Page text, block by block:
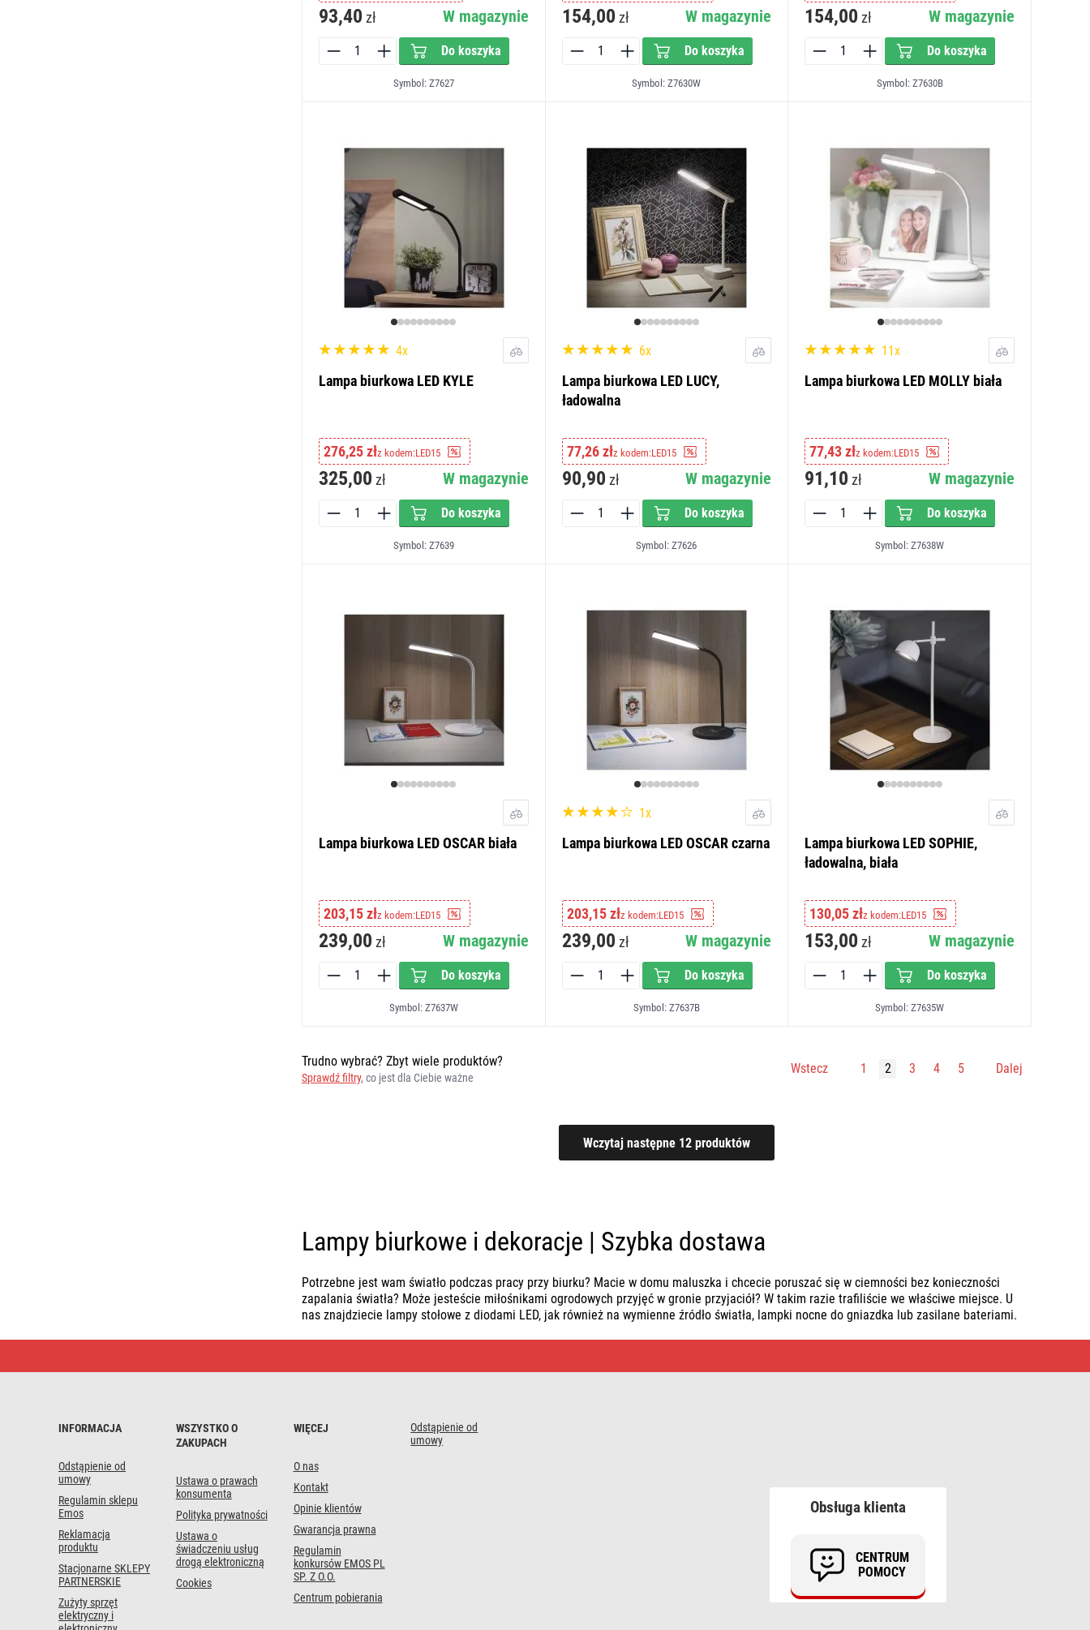
93,40 zł W magazynie
Do koszyka
Symbol: Z7627
154,00 zł W magazynie
Do koszyka
Symbol: Z7630W
154,00 zł W magazynie
Do koszyka
Symbol: Z7630B
4x
Lampa biurkowa LED KYLE
276,25 złz kodem:LED15
325,00 zł W magazynie
Do koszyka
Symbol: Z7639
6x
Lampa biurkowa LED LUCY,
ładowalna
77,26 złz kodem:LED15
90,90 zł W magazynie
Do koszyka
Symbol: Z7626
11x
Lampa biurkowa LED MOLLY biała
77,43 złz kodem:LED15
91,10 zł W magazynie
Do koszyka
Symbol: Z7638W
Lampa biurkowa LED OSCAR biała
203,15 złz kodem:LED15
239,00 zł W magazynie
Do koszyka
Symbol: Z7637W
1x
Lampa biurkowa LED OSCAR czarna
203,15 złz kodem:LED15
239,00 zł W magazynie
Do koszyka
Symbol: Z7637B
Lampa biurkowa LED SOPHIE,
ładowalna, biała
130,05 złz kodem:LED15
153,00 zł W magazynie
Do koszyka
Symbol: Z7635W
Trudno wybrać? Zbyt wiele produktów?
Sprawdź filtry, co jest dla Ciebie ważne
Wstecz 1 2 3 4 5 Dalej
Lampy biurkowe i dekoracje | Szybka dostawa
Potrzebne jest wam światło podczas pracy przy biurku? Macie w domu maluszka i chcecie poruszać się w ciemności bez konieczności
zapalania światła? Może jesteście miłośnikami ogrodowych przyjęć w gronie przyjaciół? W takim razie trafiliście we właściwe miejsce. U
nas znajdziecie lampy stołowe z diodami LED, jak również na wymienne źródło światła, lampki nocne do gniazdka lub zasilane bateriami.
i
INFORMACJA
Odstąpienie od
umowy
Regulamin sklepu
Emos
Reklamacja
produktu
Stacjonarne SKLEPY
PARTNERSKIE
Zużyty sprzęt
elektryczny i
WSZYSTKO O
ZAKUPACH
Ustawa o prawach
konsumenta
Polityka prywatności
Ustawa o
świadczeniu usług
drogą elektroniczną
Cookies
WIĘCEJ
O nas
Kontakt
Opinie klientów
Gwarancja prawna
Regulamin
konkursów EMOS PL
SP. Z O.O.
Centrum pobierania
Odstąpienie od
umowy
Obsługa klienta
CENTRUM
POMOCY